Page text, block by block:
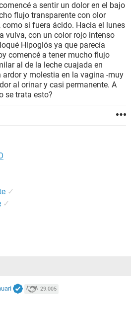
a sentir un dolor en el bajo
flujo transparente con olor
si fuera ácido. Hacia el lunes
vulva, con un color rojo intenso
Hipoglós ya que parecía
comencé a tener mucho flujo
al de la leche cuajada en
ardor y molestia en la vagina -muy
al orinar y casi permanente. A
se trata esto?
✓
✓
29.005